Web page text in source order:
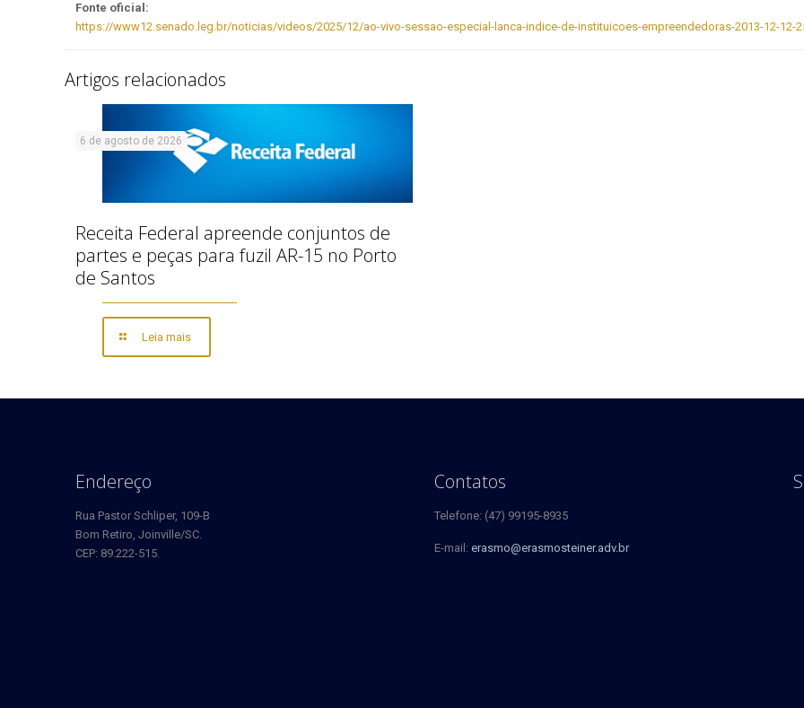
Fonte oficial:
https://www12.senado.leg.br/noticias/videos/2025/12/ao-vivo-sessao-especial-lanca-indice-de-instituicoes-empreendedoras-2013-12-12-
Artigos relacionados
6 de agosto de 2026
Receita Federal apreende conjuntos de
partes e peças para fuzil AR-15 no Porto
de Santos
Leia mais
Endereço
Rua Pastor Schliper, 109-B
Bom Retiro, Joinville/SC.
CEP: 89.222-515.
Contatos
Telefone: (47) 99195-8935
E-mail: erasmo@erasmosteiner.adv.br